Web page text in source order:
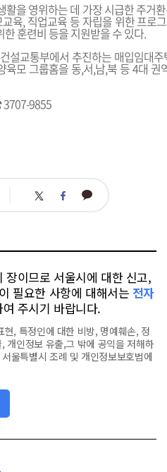
활을 영위하는 데 가장 시급한 주거
육, 직업교육 등 자립을 위한 프로
훈련비 등을 지원받을 수 있다.
설교통부에서 추진하는 매입임대
육모 그룹홈을 동,서,남,북 등 4대 권
3707-9855
트 페 카
장이므로 서울시에 대한 신고,
필요한 사항에 대해서는 전자
여 주시기 바랍니다.
, 특정인에 대한 비방, 명예훼손, 정
개인정보 유출,그 밖에 공익을 저해하
울특별시 조례 및 개인정보보호법에